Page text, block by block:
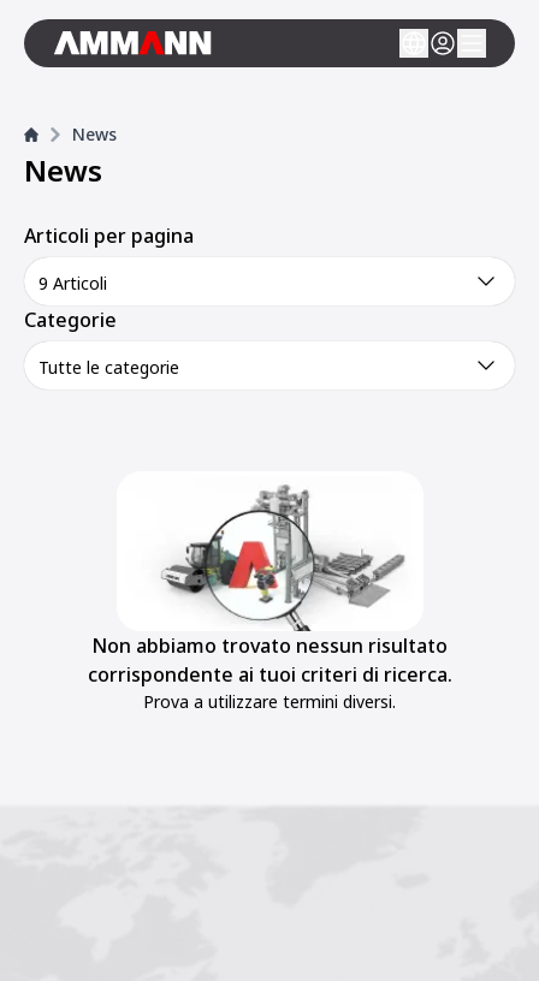
News
News
Articoli per pagina
9 Articoli
Categorie
Tutte le categorie
Non abbiamo trovato nessun risultato
corrispondente ai tuoi criteri di ricerca.
Prova a utilizzare termini diversi.